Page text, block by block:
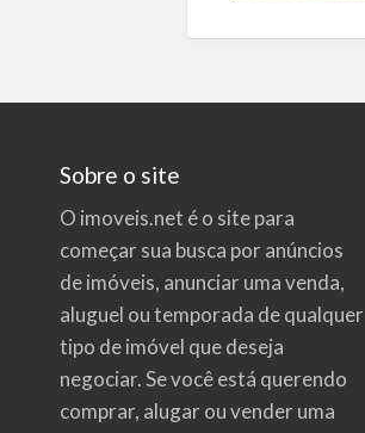
Sobre o site
O imoveis.net é o site para
começar sua busca poranúncios
de imóveis, anunciar uma venda,
aluguel ou temporada de qualquer
tipo de imóvel que deseja
negociar. Se você está querendo
comprar, alugar ou vender uma